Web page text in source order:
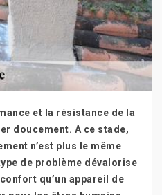
et la résistance de la
doucement. A ce stade,
n’est plus le même
de problème dévalorise
qu’un appareil de